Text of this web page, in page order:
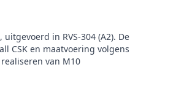
250
in RVS‑304 (A2). De
CSK en maatvoering volgens
van M10